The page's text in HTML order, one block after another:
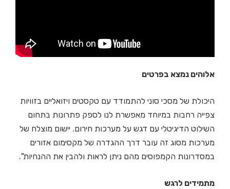
אלוהים נמצא בפרטים
היכולת של מסכי סוני להתמודד עם טקסטים ויזואליים בזוויות
צפייה רחבות במיוחד מאפשרת לנו לספק פתרונות בתחום
השילוט הדיגיטלי עם דגש על מערכות חירום. יישום מוצלח של
מערכות מסוג זה עובר דרך ההגדרה של מקסימום אזורים
במסדרונות הקמפוסים מהם ניתן לראות ולהבין את ההנחיות".
מתמידים לרגש